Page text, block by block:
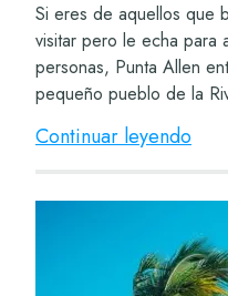
Si eres de aquellos que
visitar pero le echa para
personas, Punta Allen
pequeño pueblo de la
gran reclamo turístico.
Continuar leyendo